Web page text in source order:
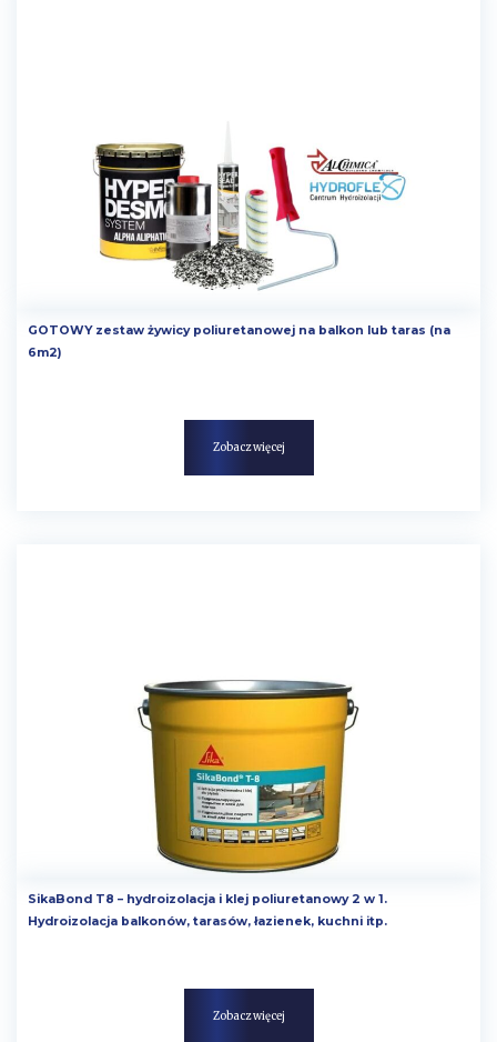
GOTOWY zestaw żywicy poliuretanowej na balkon lub taras (na
6m2)
Zobacz więcej
SikaBond T8 – hydroizolacja i klej poliuretanowy 2 w 1.
Hydroizolacja balkonów, tarasów, łazienek, kuchni itp.
Zobacz więcej